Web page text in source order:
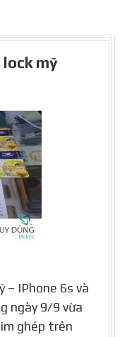
lock mỹ
– IPhone 6s và
ngày 9/9 vừa
ghép trên